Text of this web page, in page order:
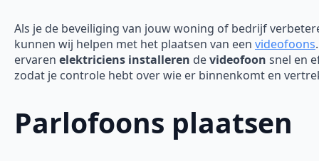
Als je de beveiliging van jouw woning of bedrijf
kunnen wij helpen met het plaatsen van een videofoons
ervaren elektriciens installeren devideofoon snel en
zodat je controle hebt over wie er binnenkomt en
Parlofoons plaatsen